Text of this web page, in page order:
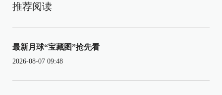
推荐阅读
最新月球“宝藏图”抢先看
2026-08-07 09:48